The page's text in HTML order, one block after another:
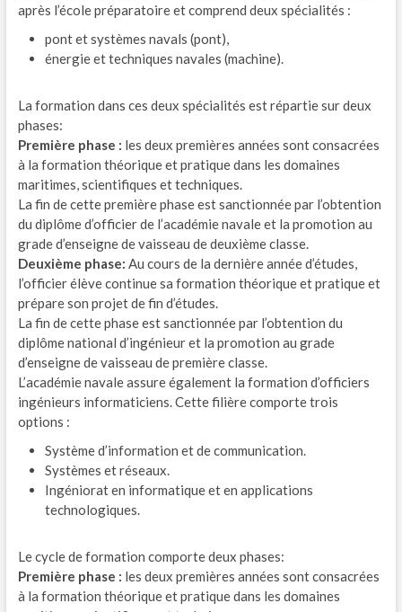
après l’école préparatoire et comprend deux spécialités :
pont et systèmes navals (pont),
énergie et techniques navales (machine).
La formation dans ces deux spécialités est répartie sur deux
phases:
Première phase : les deux premières années sont consacrées
à la formation théorique et pratique dans les domaines
maritimes, scientifiques et techniques.
La fin de cette première phase est sanctionnée par l’obtention
du diplôme d’officier de l’académie navale et la promotion au
grade d’enseigne de vaisseau de deuxième classe.
Deuxième phase: Au cours de la dernière année d’études,
l’officier élève continue sa formation théorique et pratique et
prépare son projet de fin d’études.
La fin de cette phase est sanctionnée par l’obtention du
diplôme national d’ingénieur et la promotion au grade
d’enseigne de vaisseau de première classe.
L’académie navale assure également la formation d’officiers
ingénieurs informaticiens. Cette filière comporte trois
options :
Système d’information et de communication.
Systèmes et réseaux.
Ingéniorat en informatique et en applications
technologiques.
Le cycle de formation comporte deux phases:
Première phase : les deux premières années sont consacrées
à la formation théorique et pratique dans les domaines